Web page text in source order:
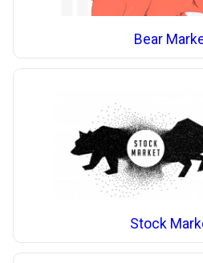
Bear
Stock